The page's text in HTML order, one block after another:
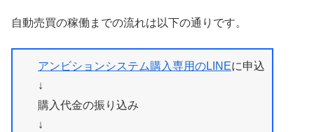
自動売買の稼働までの流れは以下の通りです。
アンビションシステム購入専用のLINEに申込
↓
購入代金の振り込み
↓